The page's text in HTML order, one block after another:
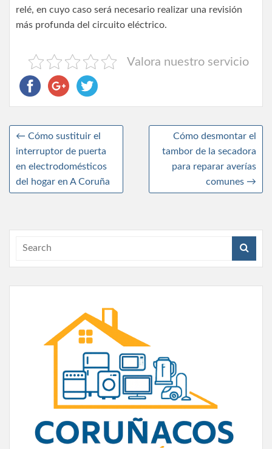
relé, en cuyo caso será necesario realizar una revisión
más profunda del circuito eléctrico.
Valora nuestro servicio
← Cómo sustituir el
interruptor de puerta
en electrodomésticos
del hogar en A Coruña
Cómo desmontar el
tambor de la secadora
para reparar averías
comunes →